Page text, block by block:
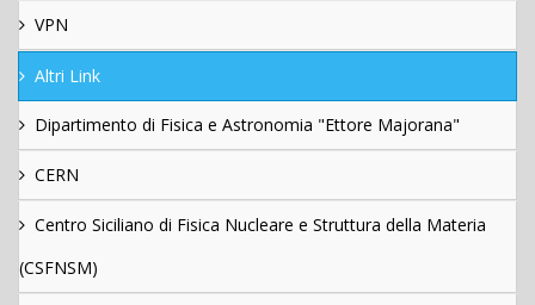
VPN
Altri Link
Dipartimento di Fisica e Astronomia "Ettore Majorana"
CERN
Centro Siciliano di Fisica Nucleare e Struttura della Materia
(CSFNSM)